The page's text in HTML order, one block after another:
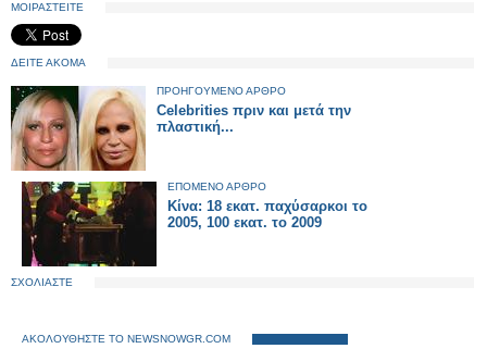
ΜΟΙΡΑΣΤΕΙΤΕ
ΔΕΙΤΕ ΑΚΟΜΑ
ΠΡΟΗΓΟΥΜΕΝΟ ΑΡΘΡΟ
Celebrities πριν και μετά την
πλαστική...
ΕΠΟΜΕΝΟ ΑΡΘΡΟ
Κίνα: 18 εκατ. παχύσαρκοι το
2005, 100 εκατ. το 2009
ΣΧΟΛΙΑΣΤΕ
ΑΚΟΛΟΥΘΗΣΤΕ ΤΟ NEWSNOWGR.COM